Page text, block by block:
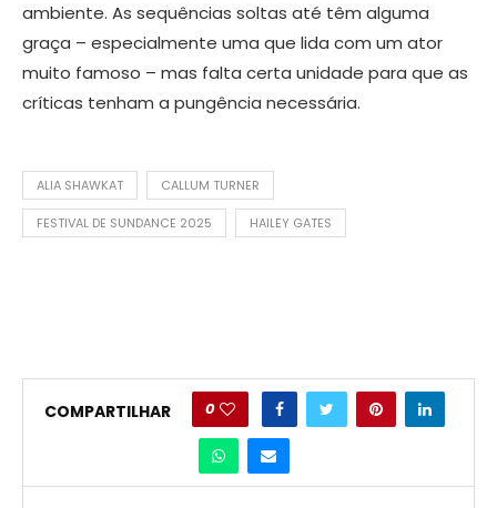
ambiente. As sequências soltas até têm alguma
graça – especialmente uma que lida com um ator
muito famoso – mas falta certa unidade para que as
críticas tenham a pungência necessária.
ALIA SHAWKAT CALLUM TURNER
FESTIVAL DE SUNDANCE 2025 HAILEY GATES
COMPARTILHAR 0